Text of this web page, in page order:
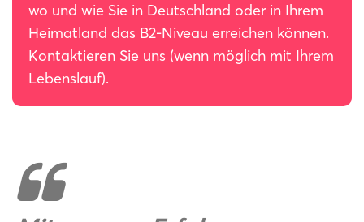
wo und wie Sie in Deutschland oder in Ihrem
Heimatland das B2-Niveau erreichen können.
Kontaktieren Sie uns (wenn möglich mit Ihrem
Lebenslauf).